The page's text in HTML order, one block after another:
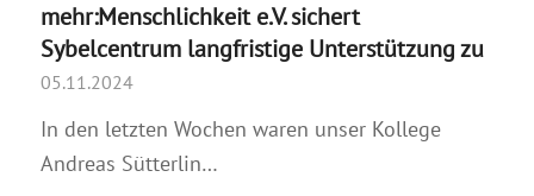
mehr:Menschlichkeit e.V. sichert
Sybelcentrum langfristige Unterstützung zu
05.11.2024
In den letzten Wochen waren unser Kollege
Andreas Sütterlin…